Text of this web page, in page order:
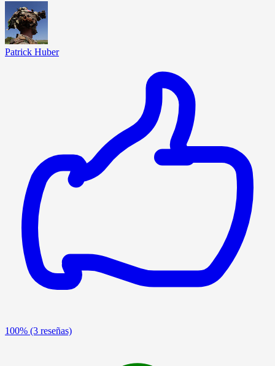
Patrick Huber
100% (3 reseñas)